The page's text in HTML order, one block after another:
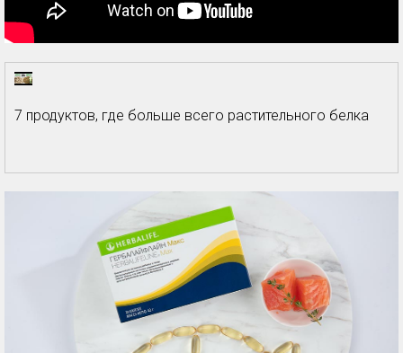
7 продуктов, где больше всего растительного белка